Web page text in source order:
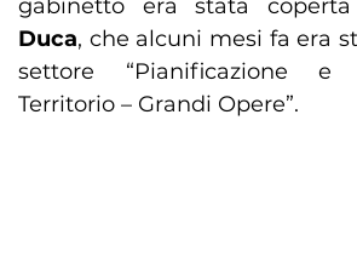
gabinetto era stata
Duca, che alcuni mesi fa era
settore “Pianificazione e
Territorio – Grandi Opere”.